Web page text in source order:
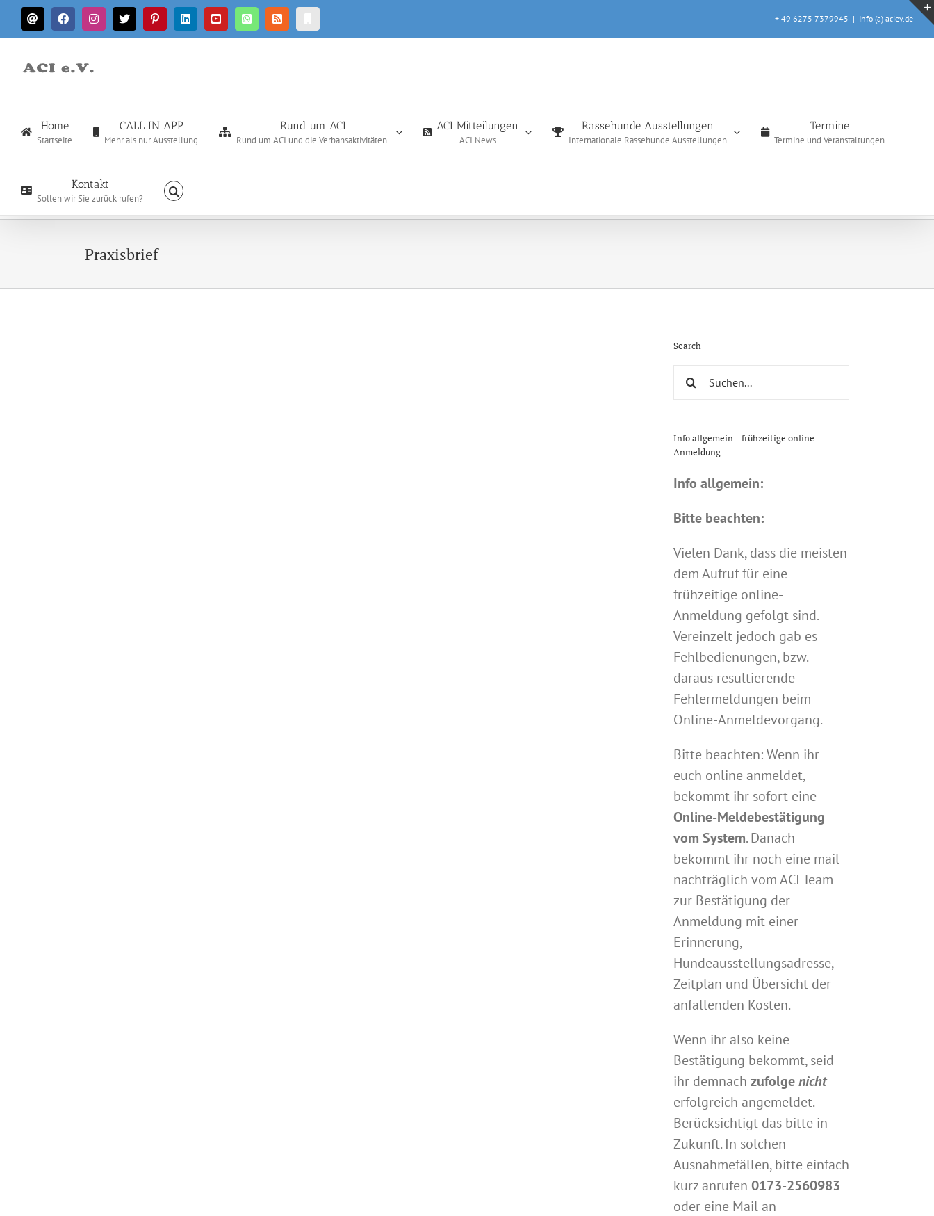
Zum
InhaltE-
Mail
FacebookInstagram
X PinterestLinkedInYouTubeWhatsApp
Rss
IN
+ 49 6275 7379945 | Info (a) aciev.de
Home
Startseite
CALL IN APP
Mehr als nur Ausstellung
Rund um ACI
Rund um ACI und die Verbansaktivitäten.
ACI Mitteilungen
ACI News
Rassehunde Ausstellungen
Internationale Rassehunde Ausstellungen
Termine
Termine und Veranstaltungen
Kontakt
Sollen wir Sie zurück rufen?
Praxisbrief
Search
Suche
Info allgemein – frühzeitige online-
Anmeldung
Info allgemein:
Bitte beachten:
Vielen Dank, dass die meisten
dem Aufruf für eine
frühzeitige online-
Anmeldung gefolgt sind.
Vereinzelt jedoch gab es
Fehlbedienungen, bzw.
daraus resultierende
Fehlermeldungen beim
Online-Anmeldevorgang.
Bitte beachten: Wenn ihr
euch online anmeldet,
bekommt ihr sofort eine
Online-Meldebestätigung
vom System. Danach
bekommt ihr noch eine mail
nachträglich vom ACI Team
zur Bestätigung der
Anmeldung mit einer
Erinnerung,
Hundeausstellungsadresse,
Zeitplan und Übersicht der
anfallenden Kosten.
Wenn ihr also keine
Bestätigung bekommt, seid
ihr demnach zufolgenicht
erfolgreich angemeldet.
Berücksichtigt das bitte in
Zukunft. In solchen
Ausnahmefällen, bitte einfach
kurz anrufen 0173-2560983
oder eine Mail an